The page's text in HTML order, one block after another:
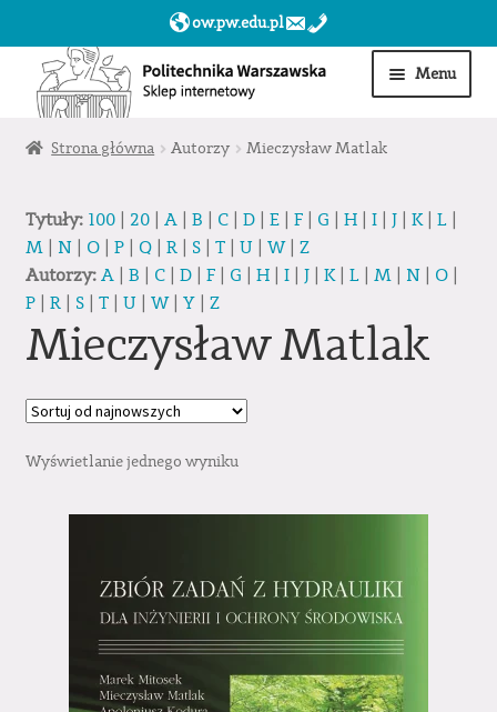
ow.pw.edu.pl
Przejdź
do
nawigacji
Przejdź
do
treści
Menu
Start
Moje konto
Obserwowane
Strona główna Autorzy Mieczysław Matlak
Tytuły: 100| 20| A| B C| D| E| F| G H| I| J| K| L|
M| N| O| P| Q| R| S| T| U W| Z
Autorzy: A| B C| D| F| G H| I| J| K| L| M| N| O|
P| R| S| T| U W| Y| Z
Mieczysław Matlak
Wyświetlanie jednego wyniku